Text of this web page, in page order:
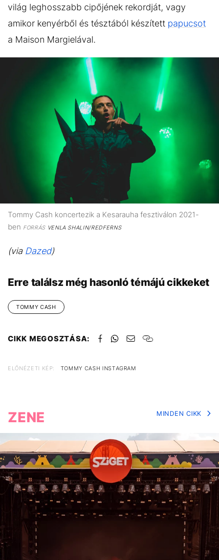
világ leghosszabb cipőjének rekordját, vagy
amikor kenyérből és tésztából készített papucsot
a Maison Margielával.
Tommy Cash koncertezik a Kesarauha fesztiválon 2021-
ben FORRÁSVENLA SHALIN/REDFERNS
(via Dazed)
Erre találsz még hasonló témájú cikkeket
TOMMY CASH
CIKK MEGOSZTÁSA:
ELŐNÉZETI KÉP: TOMMY CASH INSTAGRAM
ZENE MINDEN CIKK